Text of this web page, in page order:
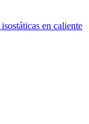
en caliente